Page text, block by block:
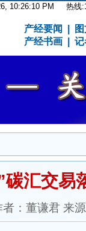
10:26:11 PM 热线
产经要闻
产经书画
记
碳汇交易
：董谦君 来